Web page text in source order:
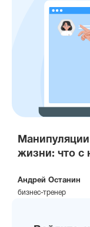
жизни: что с
Андрей Останин
бизнес-тренер